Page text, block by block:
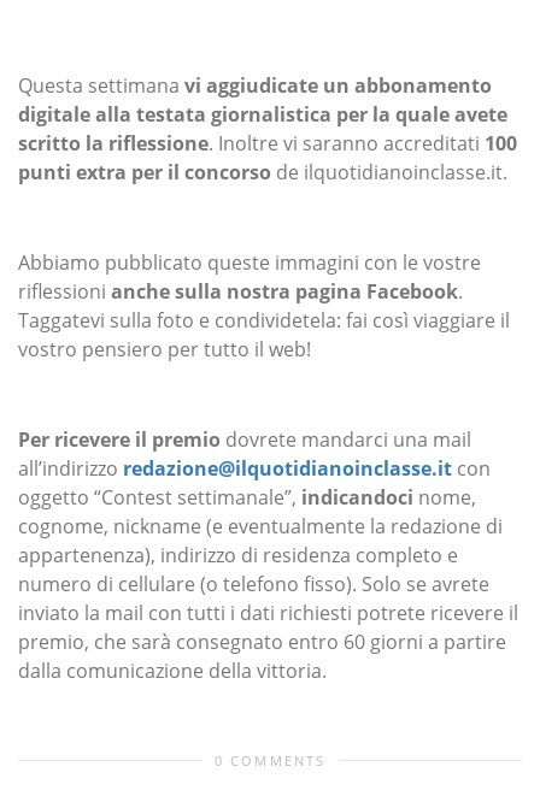
Questa settimana vi aggiudicate un abbonamento
digitale alla testata giornalistica per la quale avete
scritto la riflessione. Inoltre vi saranno accreditati 100
punti extra per il concorso de ilquotidianoinclasse.it.
Abbiamo pubblicato queste immagini con le vostre
riflessioni anche sulla nostra pagina Facebook.
Taggatevi sulla foto e condividetela: fai così viaggiare il
vostro pensiero per tutto il web!
Per ricevere il premio dovrete mandarci una mail
all’indirizzo redazione@ilquotidianoinclasse.it con
oggetto “Contest settimanale”, indicandoci nome,
cognome, nickname (e eventualmente la redazione di
appartenenza), indirizzo di residenza completo e
numero di cellulare (o telefono fisso). Solo se avrete
inviato la mail con tutti i dati richiesti potrete ricevere il
premio, che sarà consegnato entro 60 giorni a partire
dalla comunicazione della vittoria.
0 COMMENTS